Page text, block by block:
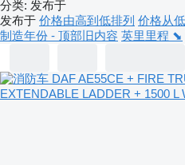
分类: 发布于
发布于 价格由高到低排列 价格从
制造年份 - 顶部旧内容 英里里程 ⬊